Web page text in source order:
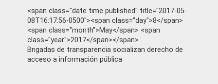
<span class="date time published" title="2017-05-
08T16:17:56-0500"><span class="day">8</span>
<span class="month">May</span> <span
class="year">2017</span></span>
Brigadas de transparencia socializan derecho de
acceso a información pública